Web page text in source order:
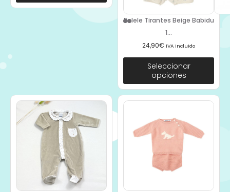
Pelele Tirantes Beige Babidu
1...
24,90€ IVA Incluido
Seleccionar
opciones